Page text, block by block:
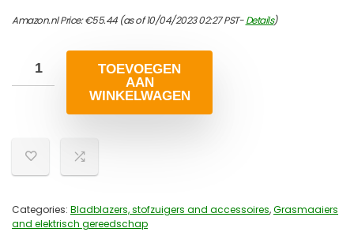
Amazon.nl Price:€55.44(as of 10/04/2023 02:27 PST-Details)
TOEVOEGEN
AAN
WINKELWAGEN
Categories: Bladblazers, stofzuigers and accessoires,Grasmaaiers
and elektrisch gereedschap